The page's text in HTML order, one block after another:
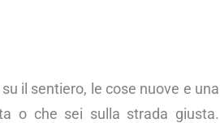
il sentiero, le cose nuove e una
o che sei sulla strada giusta.